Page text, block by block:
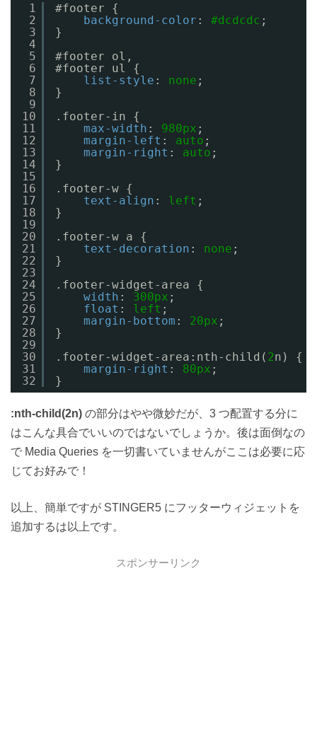
1
2
3
4
5
6
7
8
9
10
11
12
13
14
15
16
17
18
19
20
21
22
23
24
25
26
27
28
29
30
31
32
#footer {
background-color : #dcdcdc ;
}
#footer ol,
#footer ul {
list-style : none ;
}
.footer-in {
max-width : 980px ;
margin-left : auto ;
margin-right : auto ;
}
.footer-w {
text-align : left ;
}
.footer-w a {
text-decoration : none ;
}
.footer-widget-area {
width : 300px ;
float : left ;
margin-bottom : 20px ;
}
.footer-widget-area:nth-child( 2n) {
margin-right : 80px ;
}
:nth-child(2n) の部分はやや微妙だが、3 つ配置する分に
はこんな具合でいいのではないでしょうか。後は面倒なの
で Media Queries を一切書いていませんがここは必要に応
じてお好みで！
以上、簡単ですが STINGER5 にフッターウィジェットを
追加するは以上です。
スポンサーリンク